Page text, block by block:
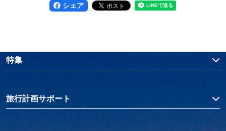
シェア
特集
旅行計画サポート